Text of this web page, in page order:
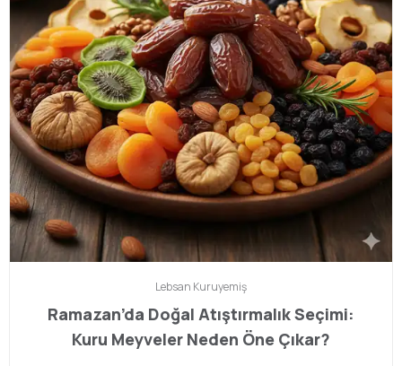
Lebsan Kuruyemiş
Ramazan’da Doğal Atıştırmalık Seçimi:
Kuru Meyveler Neden Öne Çıkar?